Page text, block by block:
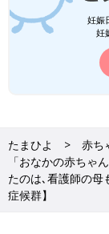
妊娠
妊
たまひよ 赤ち
「おなかの赤ちゃ
たのは､看護師の母
症候群】